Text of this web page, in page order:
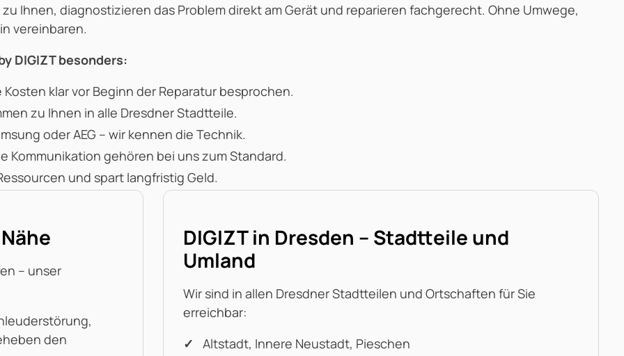
Ihnen, diagnostizieren das Problem direkt am Gerät und reparieren fachgerecht. Ohne Umwege,
vereinbaren.
DIGIZT besonders:
klar vor Beginn der Reparatur besprochen.
zu Ihnen in alle Dresdner Stadtteile.
oder AEG – wir kennen die Technik.
Kommunikation gehören bei uns zum Standard.
und spart langfristig Geld.
– unser
den
DIGIZT in Dresden – Stadtteile und
Umland
Wir sind in allen Dresdner Stadtteilen und Ortschaften für Sie
erreichbar:
Altstadt, Innere Neustadt, Pieschen